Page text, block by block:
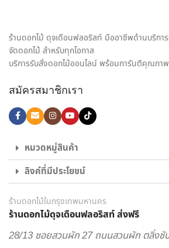
เรา คือ การเป็นสื่อกลางของทุกความรู้สึก พ
ใจให้กับทั้งผู้รับและผู้มอบดอกไม้ เราจึงมุ่งมั่น
ในงานจัดดอกไม้ ให้ได้ผลงานออกมาตรงตา
ช่อดอกไม้รับปริญญา ช่อดอกไม้อวยพรวันเกิด
แสดงความยินดี และดอกไม้ของขวัญอีกหลา
เลือก สั่งดอกไม้ออนไลน์ กับ ร้านดอกไม้ ของ
ไม่ใช่แค่เพียงความความพิถีพิถันในงานรับจั
งานออกมาสวยงามเท่านั้น แต่เรายังใส่ใจใ
และส่งของขวัญอีกด้วย พนักงานส่งสินค้าขอ
เป็นผู้ที่มีความเชี่ยวชาญด้านดอกไม้เป็นพิเ
สินค้าให้ถึงมือผู้รับได้อย่างสมบูรณ์ที่สุด เพรา
ออนไลน์ ที่เน้นให้บริการเพื่อตอบโจทย์ไลฟ์ส
สะดวกสบาย ครบครัน ครอบคลุมในแห่งเดียว
ร้านดอกไม้ ดุจเดือนฟลอริสท์ มืออาชีพด้านบริกา
จัดดอกไม้ สำหรับทุกโอกาส
บริการรับสั่งดอกไม้ออนไลน์ พร้อมการันตีคุณภาพ
สมัครสมาชิกเรา
หมวดหมู่สินค้า
ลิงค์ที่มีประโยชน์
ร้านดอกไม้ในกรุงเทพมหานคร
ร้านดอกไม้ดุจเดือนฟลอริสท์ ส่งฟรี
28/13 ซอยสวนผัก 27 ถนนสวนผัก ตลิ่งชั